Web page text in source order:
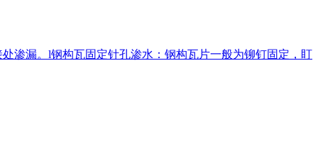
渗漏。l钢构瓦固定针孔渗水：钢构瓦片一般为铆钉固定，盯